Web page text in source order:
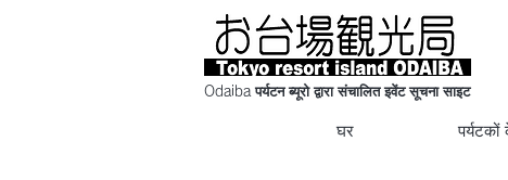
Odaiba पर्यटन ब्यूरो द्वारा संचालित इवेंट सूचना साइट
घर